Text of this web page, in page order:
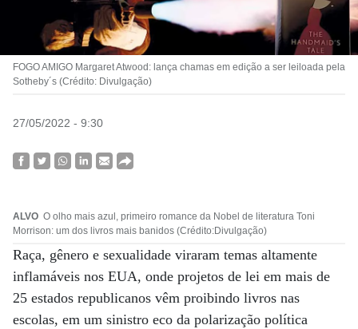
FOGO AMIGO Margaret Atwood: lança chamas em edição a ser leiloada pela
Sotheby´s (Crédito: Divulgação)
27/05/2022 - 9:30
ALVO O olho mais azul, primeiro romance da Nobel de literatura Toni
Morrison: um dos livros mais banidos (Crédito:Divulgação)
Raça, gênero e sexualidade viraram temas altamente
inflamáveis nos EUA, onde projetos de lei em mais de
25 estados republicanos vêm proibindo livros nas
escolas, em um sinistro eco da polarização política